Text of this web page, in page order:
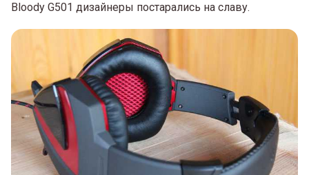
Bloody G501 дизайнеры постарались на славу.